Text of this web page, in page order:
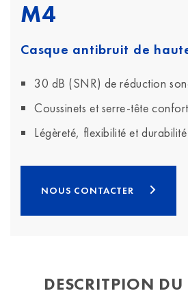
M4
Casque antibruit de
30 dB (SNR) de réduction
Coussinets et serre-tête
Légèreté, flexibilité et durabilité
NOUS CONTACTER
DESCRITPION